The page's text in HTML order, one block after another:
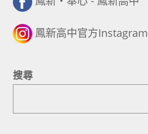
鳳新高中官方Instagram
搜尋